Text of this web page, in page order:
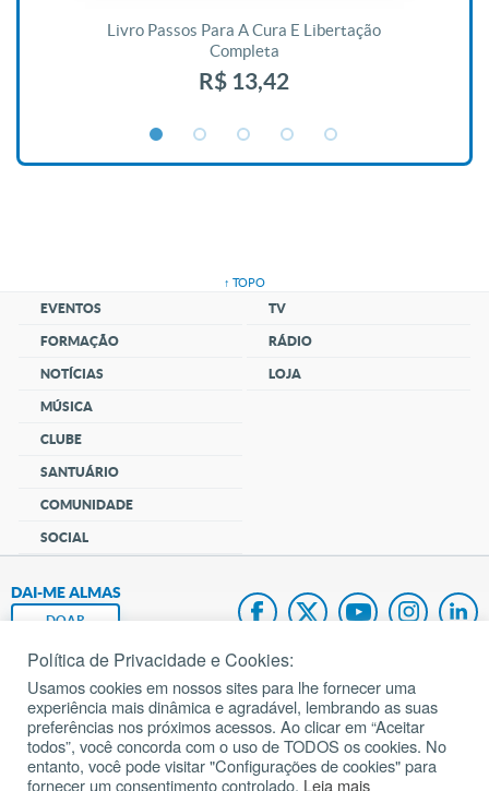
Livro Passos Para A Cura E Libertação
Completa
R$ 13,42
↑ TOPO
EVENTOS
FORMAÇÃO
NOTÍCIAS
MÚSICA
CLUBE
SANTUÁRIO
COMUNIDADE
SOCIAL
TV
RÁDIO
LOJA
DAI-ME ALMAS
DOAR
Fundação João Paulo II
Pedido de Oração
Mapa do site
Política de Privacidade e Cookies:
Usamos cookies em nossos sites para lhe fornecer uma
experiência mais dinâmica e agradável, lembrando as suas
preferências nos próximos acessos. Ao clicar em “Aceitar
todos”, você concorda com o uso de TODOS os cookies. No
entanto, você pode visitar "Configurações de cookies" para
fornecer um consentimento controlado. Leia mais